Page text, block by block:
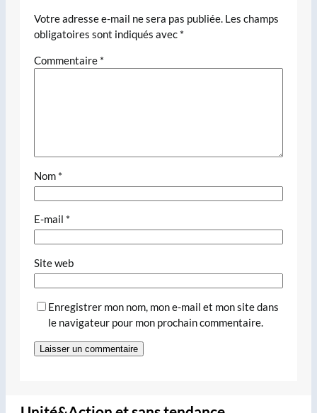
Votre adresse e-mail ne sera pas publiée. Les champs
obligatoires sont indiqués avec *
Commentaire *
Nom *
E-mail *
Site web
Enregistrer mon nom, mon e-mail et mon site dans
le navigateur pour mon prochain commentaire.